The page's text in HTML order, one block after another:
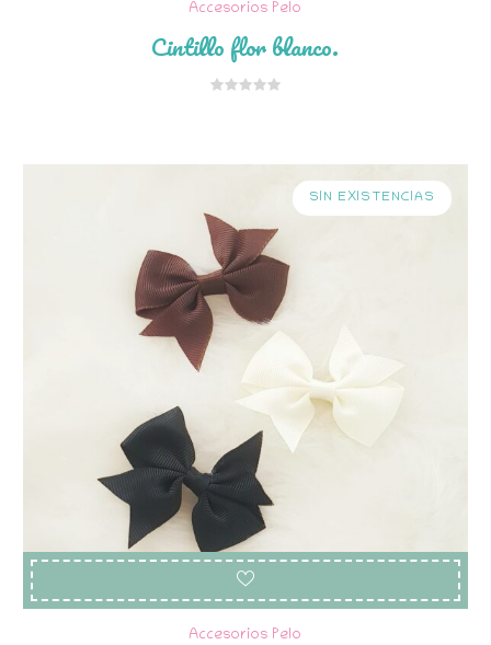
Accesorios Pelo
Cintillo flor blanco.
SIN EXISTENCIAS
Accesorios Pelo